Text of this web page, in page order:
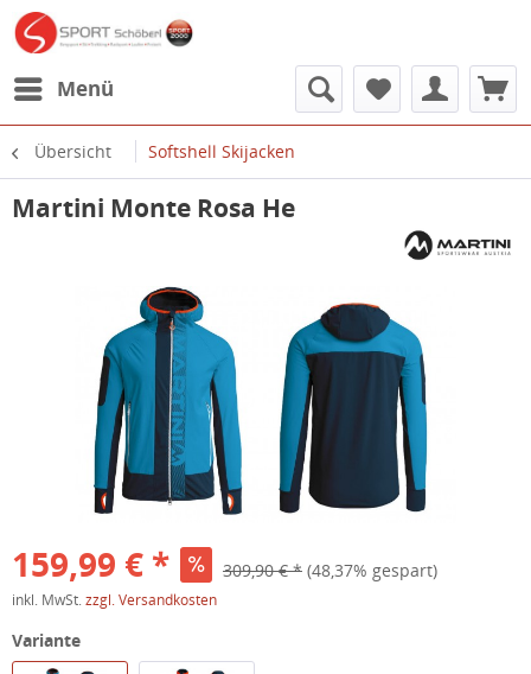
Menü
Übersicht Softshell Skijacken
Martini Monte Rosa He
159,99 € * 309,90 € * (48,37% gespart)
inkl. MwSt. zzgl. Versandkosten
Variante